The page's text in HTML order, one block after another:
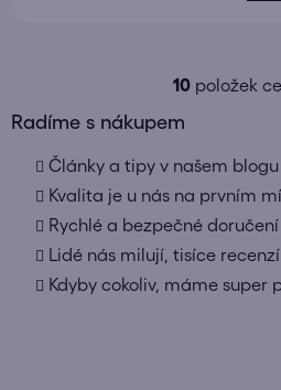
O
á
d
a
í
p
10 položek
Radíme s nákupem
Články a tipy v našem blogu
Kvalita je u nás na prvním
Rychlé a bezpečné doručení
Lidé nás milují, tisíce recenzí
Kdyby cokoliv, máme super